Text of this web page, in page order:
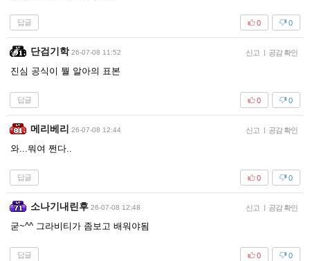
답글 0
0
단검기학 26-07-08 11:52 신고 | 공감 확인
진심 공식이 뭘 알아의 표본
답글 0
0
메리베리 26-07-08 12:44 신고 | 공감 확인
와...뭐여 쩐다..
답글 0
0
소나기내린후 26-07-08 12:48 신고 | 공감 확인
굳~^^ 그라비티가 좀보고 배워야됨
답글 0
0